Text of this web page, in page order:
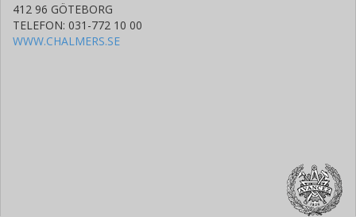
412 96 GÖTEBORG
TELEFON: 031-772 10 00
WWW.CHALMERS.SE